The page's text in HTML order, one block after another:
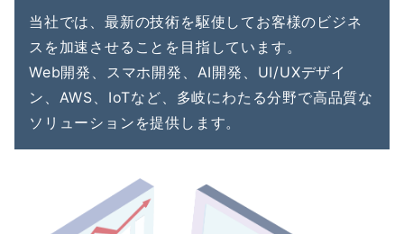
当社では、最新の技術を駆使してお客様のビジネ
スを加速させることを目指しています。
Web開発、スマホ開発、AI開発、UI/UXデザイ
ン、AWS、IoTなど、多岐にわたる分野で高品質な
ソリューションを提供します。